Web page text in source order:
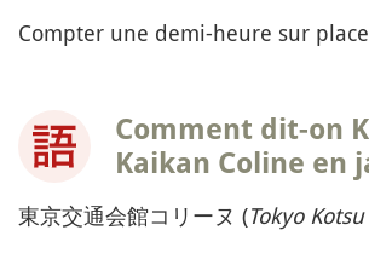
Compter une demi-heure sur place
Comment dit-on
Kaikan Coline en
東京交通会館コリーヌ (Tokyo